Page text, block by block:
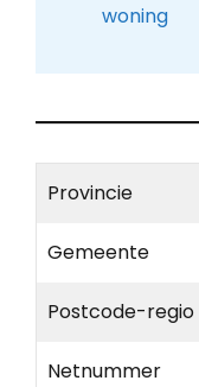
woning
Provincie
Gemeente
Postcode-regio
Netnummer